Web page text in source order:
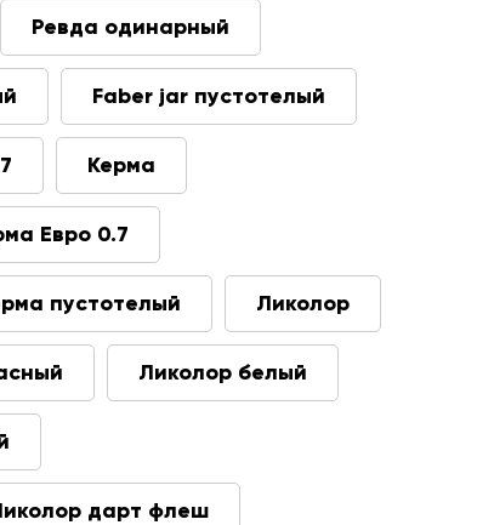
Ревда одинарный
Faber jar пустотелый
Керма
Евро 0.7
пустотелый Ликолор
Ликолор белый
дарт флеш